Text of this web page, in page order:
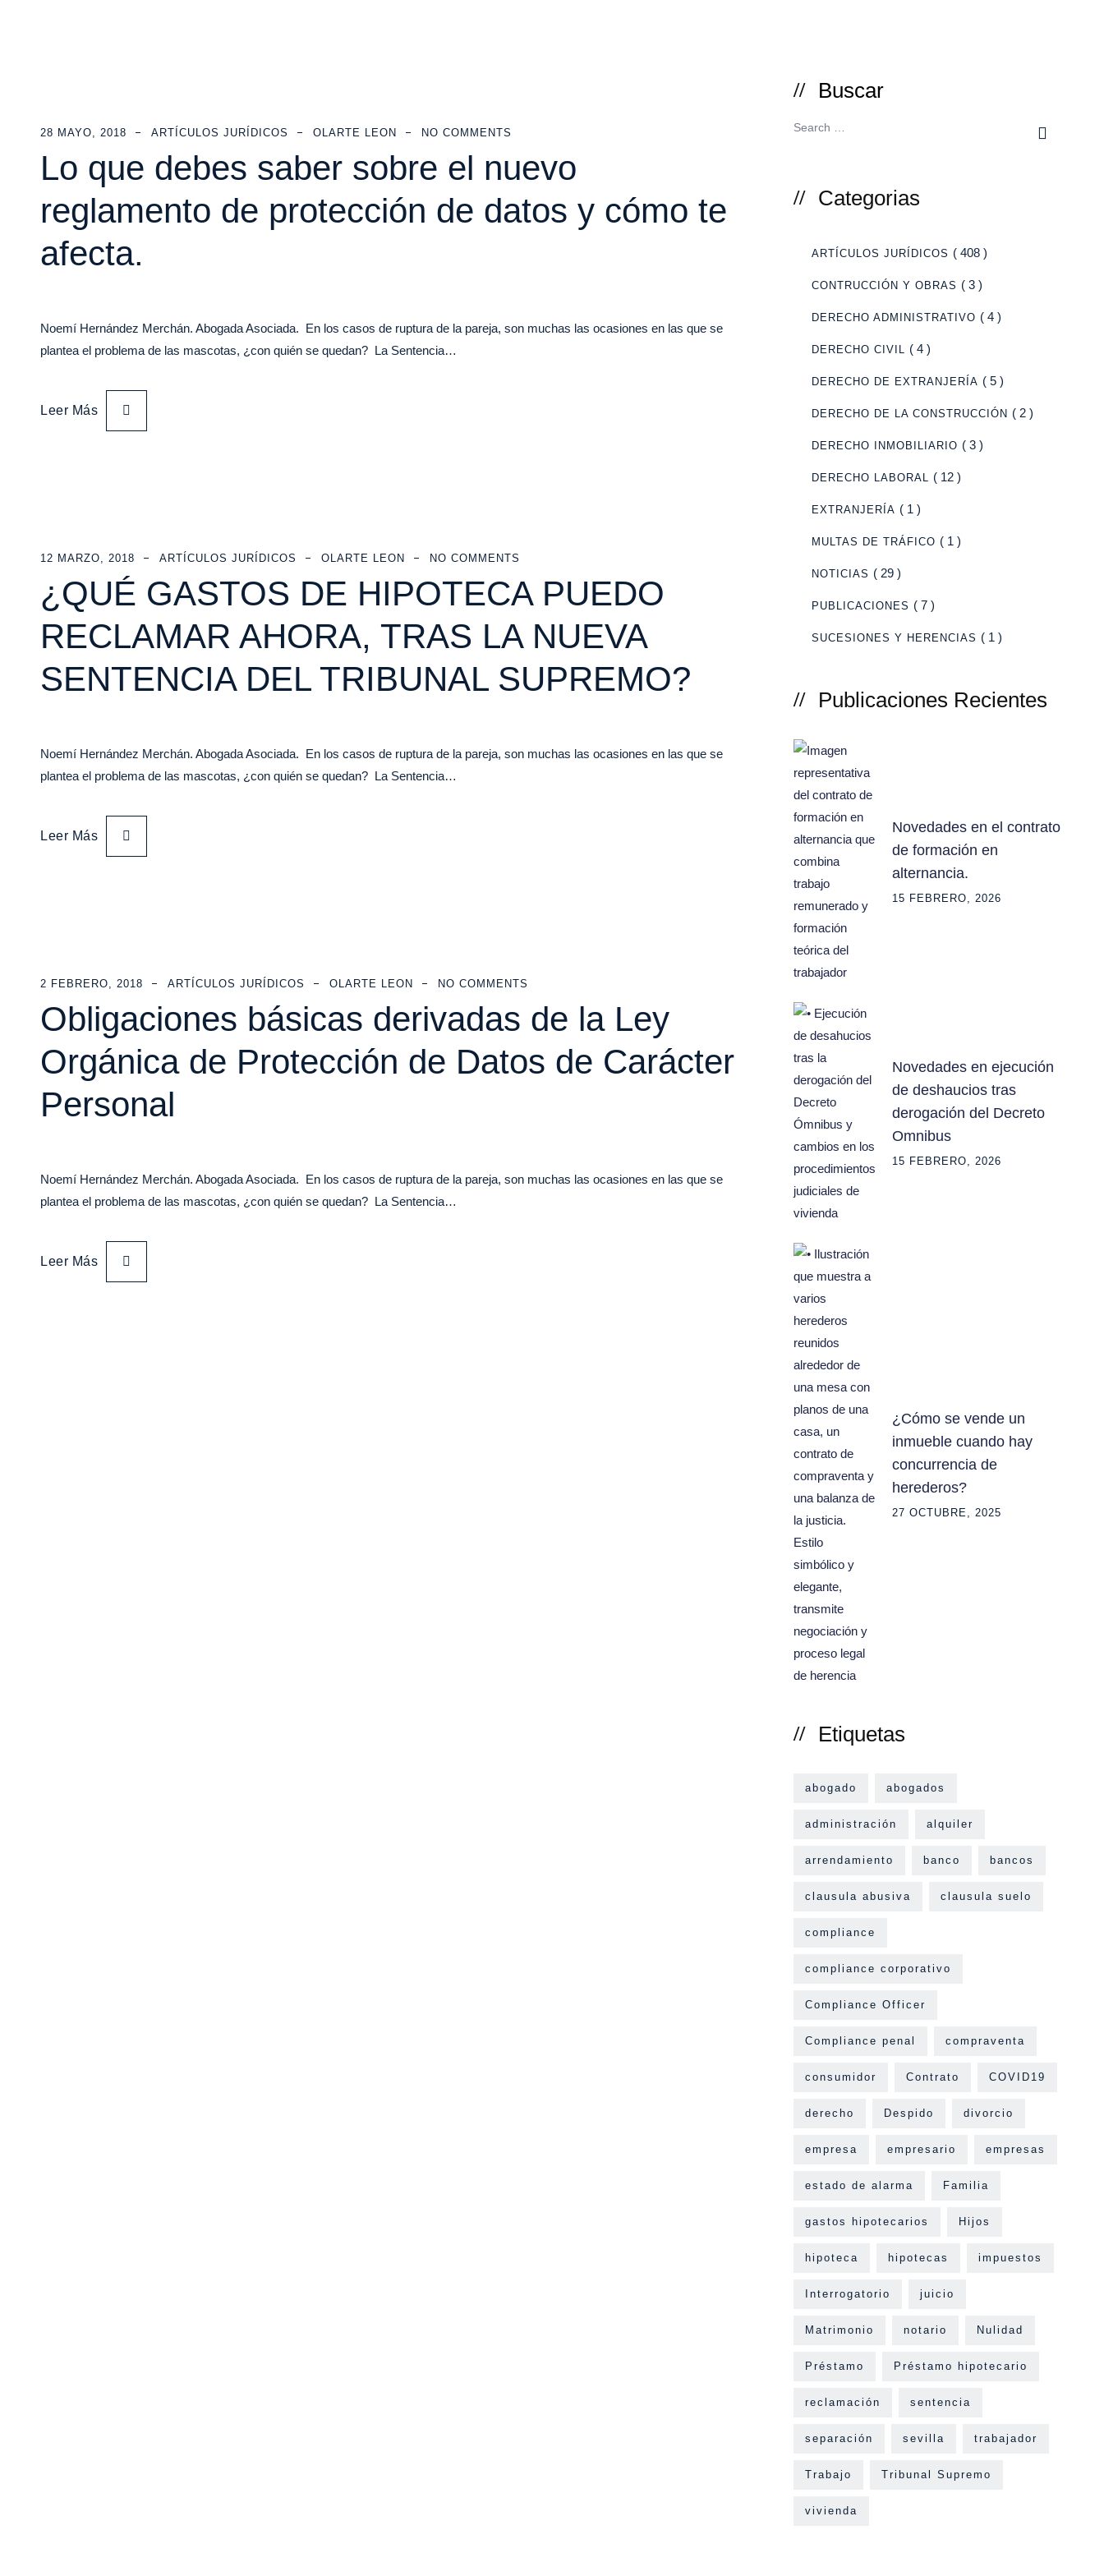
28 MAYO, 2018 ARTÍCULOS JURÍDICOS OLARTE LEON NO COMMENTS
Lo que debes saber sobre el nuevo
reglamento de protección de datos y cómo te
afecta.
Noemí Hernández Merchán. Abogada Asociada. En los casos de ruptura de la pareja, son muchas las ocasiones en las que se
plantea el problema de las mascotas, ¿con quién se quedan? La Sentencia…
Leer Más
12 MARZO, 2018 ARTÍCULOS JURÍDICOS OLARTE LEON NO COMMENTS
¿QUÉ GASTOS DE HIPOTECA PUEDO
RECLAMAR AHORA, TRAS LA NUEVA
SENTENCIA DEL TRIBUNAL SUPREMO?
Noemí Hernández Merchán. Abogada Asociada. En los casos de ruptura de la pareja, son muchas las ocasiones en las que se
plantea el problema de las mascotas, ¿con quién se quedan? La Sentencia…
Leer Más
2 FEBRERO, 2018 ARTÍCULOS JURÍDICOS OLARTE LEON NO COMMENTS
Obligaciones básicas derivadas de la Ley
Orgánica de Protección de Datos de Carácter
Personal
Noemí Hernández Merchán. Abogada Asociada. En los casos de ruptura de la pareja, son muchas las ocasiones en las que se
plantea el problema de las mascotas, ¿con quién se quedan? La Sentencia…
Leer Más
Buscar
Categorias
ARTÍCULOS JURÍDICOS ( 408 )
CONTRUCCIÓN Y OBRAS ( 3 )
DERECHO ADMINISTRATIVO ( 4 )
DERECHO CIVIL ( 4 )
DERECHO DE EXTRANJERÍA ( 5 )
DERECHO DE LA CONSTRUCCIÓN ( 2 )
DERECHO INMOBILIARIO ( 3 )
DERECHO LABORAL ( 12 )
EXTRANJERÍA ( 1 )
MULTAS DE TRÁFICO ( 1 )
NOTICIAS ( 29 )
PUBLICACIONES ( 7 )
SUCESIONES Y HERENCIAS ( 1 )
Publicaciones Recientes
Novedades en el contrato
de formación en
alternancia.
15 FEBRERO, 2026
Novedades en ejecución
de deshaucios tras
derogación del Decreto
Omnibus
15 FEBRERO, 2026
¿Cómo se vende un
inmueble cuando hay
concurrencia de
herederos?
27 OCTUBRE, 2025
Etiquetas
abogado abogados
administración alquiler
arrendamiento banco bancos
clausula abusiva clausula suelo
compliance
compliance corporativo
Compliance Officer
Compliance penal compraventa
consumidor Contrato COVID19
derecho Despido divorcio
empresa empresario empresas
estado de alarma Familia
gastos hipotecarios Hijos
hipoteca hipotecas impuestos
Interrogatorio juicio
Matrimonio notario Nulidad
Préstamo Préstamo hipotecario
reclamación sentencia
separación sevilla trabajador
Trabajo Tribunal Supremo
vivienda